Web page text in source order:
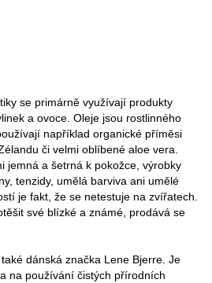
se primárně využívají produkty
a ovoce. Oleje jsou rostlinného
například organické příměsi
či velmi oblíbené aloe vera.
jemná a šetrná k pokožce, výrobky
tenzidy, umělá barviva ani umělé
je fakt, že se netestuje na zvířatech.
své blízké a známé, prodává se
dánská značka Lene Bjerre. Je
na používání čistých přírodních